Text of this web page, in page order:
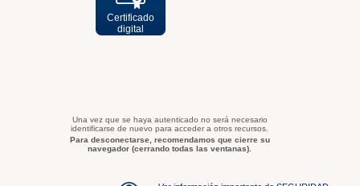
Certificado
digital
Una vez que se haya autenticado no será necesario
identificarse de nuevo para acceder a otros recursos.
Para desconectarse, recomendamos que cierre su
navegador (cerrando todas las ventanas).